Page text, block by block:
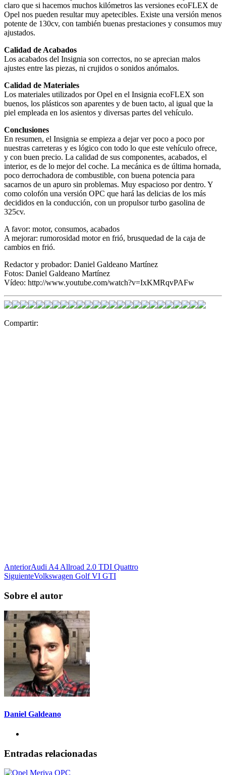
claro que si hacemos muchos kilómetros las versiones ecoFLEX de
Opel nos pueden resultar muy apetecibles. Existe una versión menos
potente de 130cv, con también buenas prestaciones y consumos muy
ajustados.
Calidad de Acabados
Los acabados del Insignia son correctos, no se aprecian malos
ajustes entre las piezas, ni crujidos o sonidos anómalos.
Calidad de Materiales
Los materiales utilizados por Opel en el Insignia ecoFLEX son
buenos, los plásticos son aparentes y de buen tacto, al igual que la
piel empleada en los asientos y diversas partes del vehículo.
Conclusiones
En resumen, el Insignia se empieza a dejar ver poco a poco por
nuestras carreteras y es lógico con todo lo que este vehículo ofrece,
y con buen precio. La calidad de sus componentes, acabados, el
interior, es de lo mejor del coche. La mecánica es de última hornada,
poco derrochadora de combustible, con buena potencia para
sacarnos de un apuro sin problemas. Muy espacioso por dentro. Y
como colofón una versión OPC que hará las delicias de los más
decididos en la conducción, con un propulsor turbo gasolina de
325cv.
A favor: motor, consumos, acabados
A mejorar: rumorosidad motor en frió, brusquedad de la caja de
cambios en frió.
Redactor y probador: Daniel Galdeano Martínez
Fotos: Daniel Galdeano Martínez
Vídeo: http://www.youtube.com/watch?v=IxKMRqvPAFw
Compartir:
AnteriorAudi A4 Allroad 2.0 TDI Quattro
SiguienteVolkswagen Golf VI GTI
Sobre el autor
Daniel Galdeano
Entradas relacionadas